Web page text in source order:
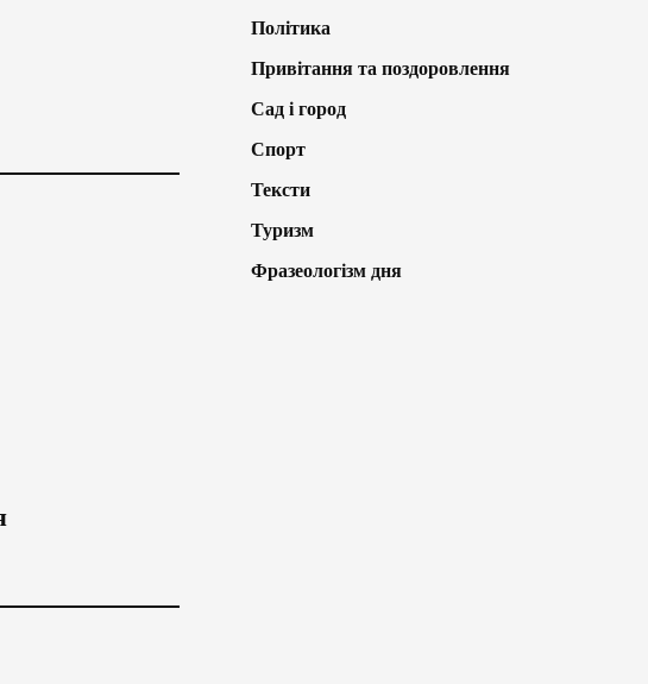
Політика
Привітання та поздоровлення
Сад і город
Спорт
Тексти
Туризм
Фразеологізм дня